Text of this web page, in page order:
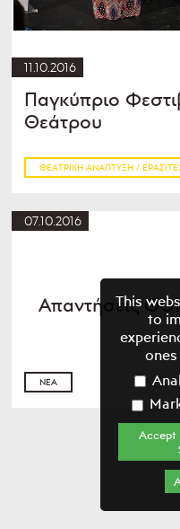
11.10.2016
Παγκύπριο
Θεάτρου
ΘΕΑΤΡΙΚΉ ΑΝΆΠΤΥΞΗ /
07.10.2016
Απαντήσεις
ΝΈΑ
This
to
Accept